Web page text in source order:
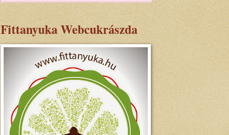
Fittanyuka Webcukrászda